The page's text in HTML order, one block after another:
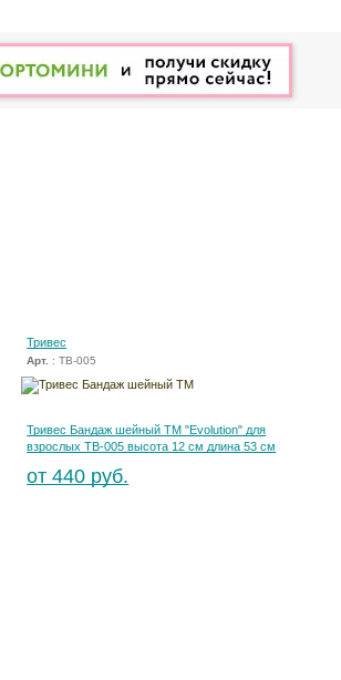
Тривес
Арт. : ТВ-005
Тривес Бандаж шейный ТМ "Evolution" для
взрослых ТВ-005 высота 12 см длина 53 см
от 440 руб.